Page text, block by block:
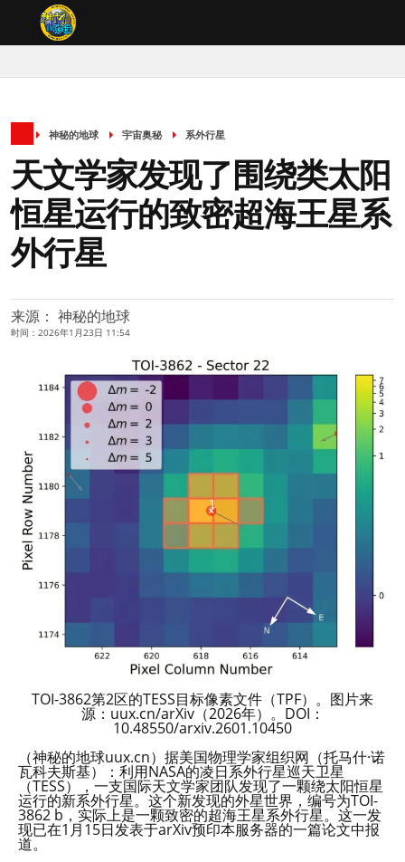
神秘的地球 宇宙奥秘 系外行星
天文学家发现了围绕类太阳
恒星运行的致密超海王星系
外行星
来源： 神秘的地球
时间：2026年1月23日 11:54
TOI-3862第2区的TESS目标像素文件（TPF）。图片来
源：uux.cn/arXiv（2026年）。DOI：
10.48550/arxiv.2601.10450
（神秘的地球uux.cn）据美国物理学家组织网（托马什·诺
瓦科夫斯基）：利用NASA的凌日系外行星巡天卫星
（TESS），一支国际天文学家团队发现了一颗绕太阳恒星
运行的新系外行星。这个新发现的外星世界，编号为TOI-
3862 b，实际上是一颗致密的超海王星系外行星。这一发
现已在1月15日发表于arXiv预印本服务器的一篇论文中报
道。